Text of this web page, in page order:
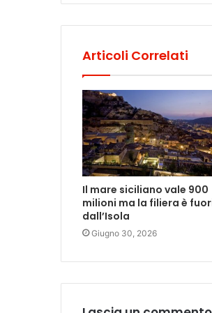
Articoli Correlati
Il mare siciliano vale 900
milioni ma la filiera è
dall’Isola
Giugno 30, 2026